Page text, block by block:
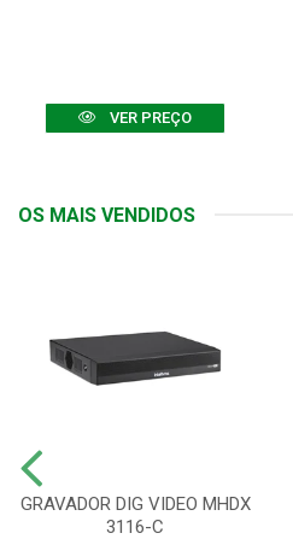
VER PREÇO
OS MAIS VENDIDOS
GRAVADOR DIG VIDEO MHDX
3116-C